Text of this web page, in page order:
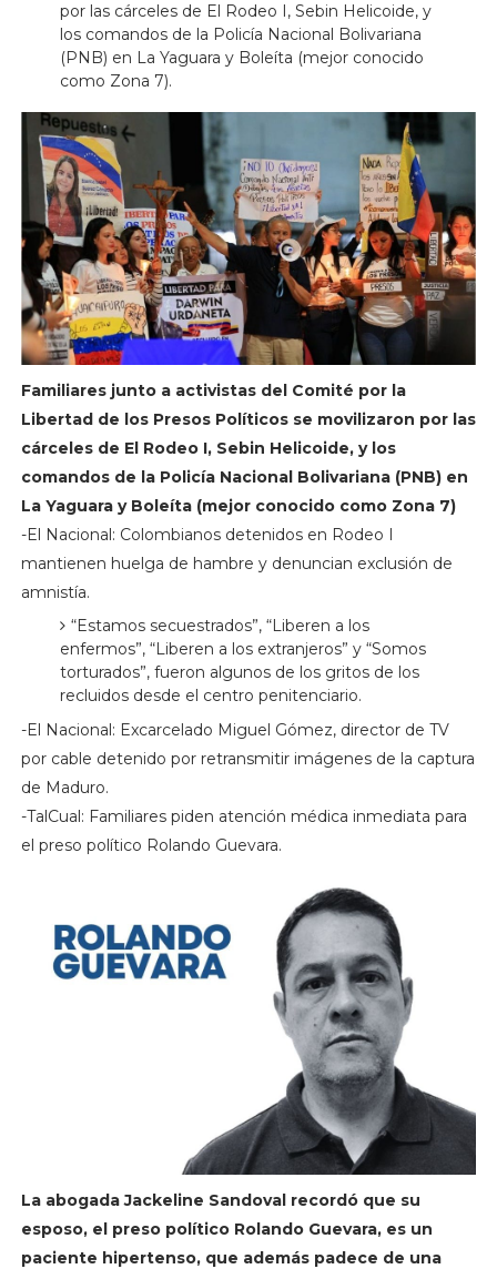
por las cárceles de El Rodeo I, Sebin Helicoide, y
los comandos de la Policía Nacional Bolivariana
(PNB) en La Yaguara y Boleíta (mejor conocido
como Zona 7).
Familiares junto a activistas del Comité por la
Libertad de los Presos Políticos se movilizaron por las
cárceles de El Rodeo I, Sebin Helicoide, y los
comandos de la Policía Nacional Bolivariana (PNB) en
La Yaguara y Boleíta (mejor conocido como Zona 7)
-El Nacional: Colombianos detenidos en Rodeo I
mantienen huelga de hambre y denuncian exclusión de
amnistía.
“Estamos secuestrados”, “Liberen a los
enfermos”, “Liberen a los extranjeros” y “Somos
torturados”, fueron algunos de los gritos de los
recluidos desde el centro penitenciario.
-El Nacional: Excarcelado Miguel Gómez, director de TV
por cable detenido por retransmitir imágenes de la captura
de Maduro.
-TalCual: Familiares piden atención médica inmediata para
el preso político Rolando Guevara.
La abogada Jackeline Sandoval recordó que su
esposo, el preso político Rolando Guevara, es un
paciente hipertenso, que además padece de una